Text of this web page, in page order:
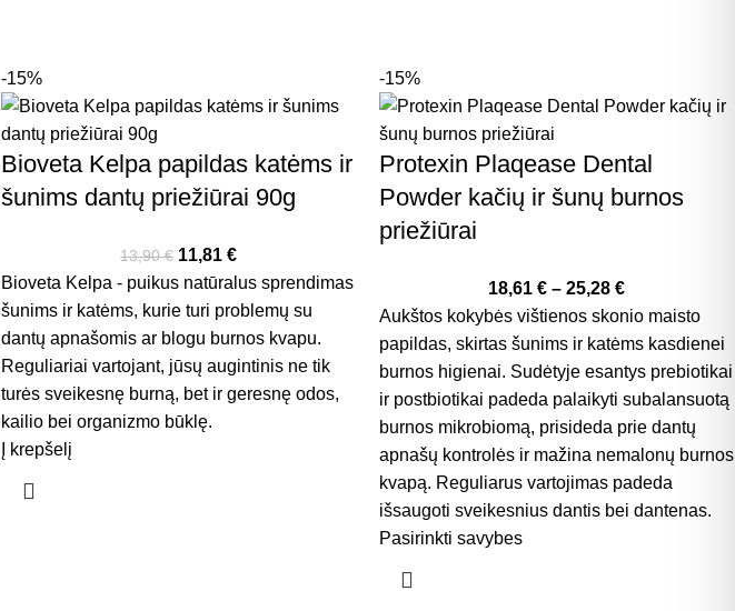
-15%
Bioveta Kelpa papildas katėms ir
šunims dantų priežiūrai 90g
13,90€ 11,81€
Bioveta Kelpa - puikus natūralus sprendimas
šunims ir katėms, kurie turi problemų su
dantų apnašomis ar blogu burnos kvapu.
Reguliariai vartojant, jūsų augintinis ne tik
turės sveikesnę burną, bet ir geresnę odos,
kailio bei organizmo būklę.
Į krepšelį
-15%
Protexin Plaqease Dental
Powder kačių ir šunų burnos
priežiūrai
18,61€ – 25,28€
Aukštos kokybės vištienos skonio maisto
papildas, skirtas šunims ir katėms kasdienei
burnos higienai. Sudėtyje esantys prebiotikai
ir postbiotikai padeda palaikyti subalansuotą
burnos mikrobiomą, prisideda prie dantų
apnašų kontrolės ir mažina nemalonų burnos
kvapą. Reguliarus vartojimas padeda
išsaugoti sveikesnius dantis bei dantenas.
Pasirinkti savybes